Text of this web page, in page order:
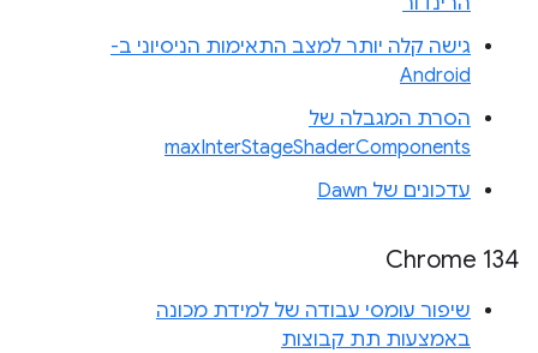
גישה קלה יותר למצב התאימות הניסיוני ב-
Android
הסרת המגבלה של
maxInterStageShaderComponents
עדכונים של Dawn
Chrome 134
שיפור עומסי עבודה של למידת מכונה
באמצעות תת קבוצות